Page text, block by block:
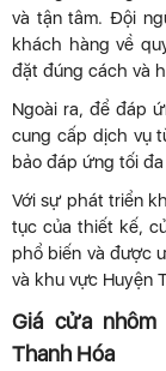
và tận tâm. Đội
khách hàng về
đặt đúng cách và
Ngoài ra, để đáp
cung cấp dịch vụ
bảo đáp ứng tối
Với sự phát triển
tục của thiết kế,
phổ biến và được
và khu vực Huyện
Giá cửa
Thanh Hóa